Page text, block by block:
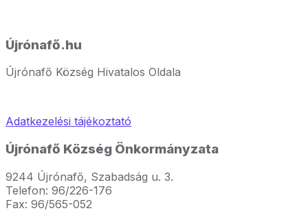
Újrónafő.hu
Újrónafő Község Hivatalos Oldala
Adatkezelési tájékoztató
Újrónafő Község Önkormányzata
9244 Újrónafő, Szabadság u. 3.
Telefon: 96/226-176
Fax: 96/565-052